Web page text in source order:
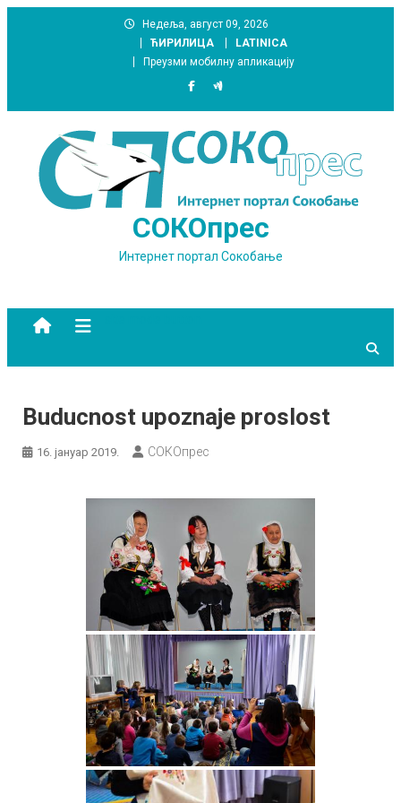
Недеља, август 09, 2026
ЋИРИЛИЦА
LATINICA
Преузми мобилну апликацију
СОКОпрес
Интернет портал Сокобање
Buducnost upoznaje proslost
16. јануар 2019. СОКОпрес